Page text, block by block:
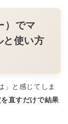
）でマ
と使い方
」と感じてしま
直すだけで結果